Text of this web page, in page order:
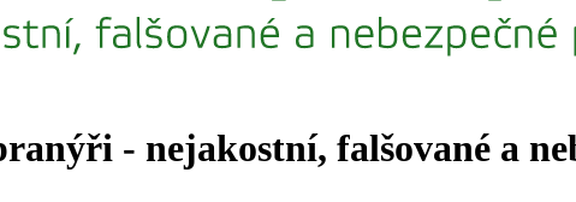
- nejakostní, falšované a